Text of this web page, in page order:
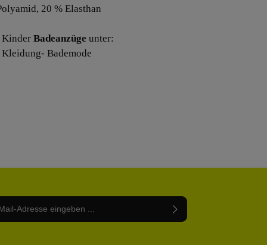
20 % Elasthan
Kinder Badeanzüge unter:
Bademode